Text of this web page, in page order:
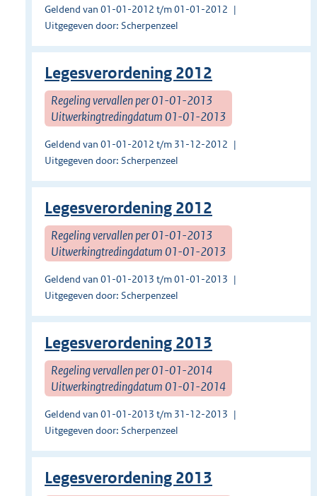
Geldend van 01-01-2012 t/m 01-01-2012
Uitgegeven door: Scherpenzeel
Legesverordening 2012
Regeling vervallen per 01-01-2013
Uitwerkingtredingdatum 01-01-2013
Geldend van 01-01-2012 t/m 31-12-2012
Uitgegeven door: Scherpenzeel
Legesverordening 2012
Regeling vervallen per 01-01-2013
Uitwerkingtredingdatum 01-01-2013
Geldend van 01-01-2013 t/m 01-01-2013
Uitgegeven door: Scherpenzeel
Legesverordening 2013
Regeling vervallen per 01-01-2014
Uitwerkingtredingdatum 01-01-2014
Geldend van 01-01-2013 t/m 31-12-2013
Uitgegeven door: Scherpenzeel
Legesverordening 2013